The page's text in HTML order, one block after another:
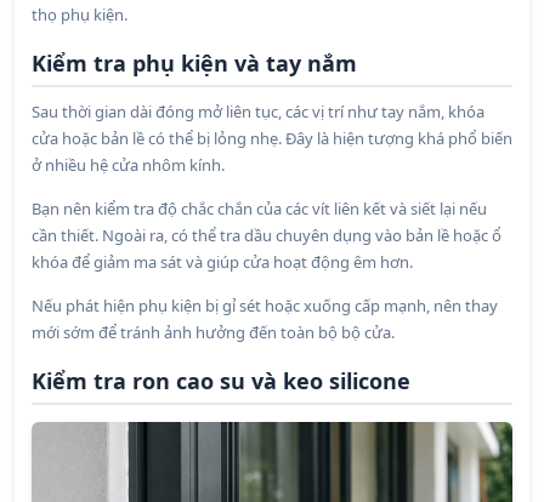
thọ phụ kiện.
Kiểm tra phụ kiện và tay nắm
Sau thời gian dài đóng mở liên tục, các vị trí như tay nắm, khóa
cửa hoặc bản lề có thể bị lỏng nhẹ. Đây là hiện tượng khá phổ biến
ở nhiều hệ cửa nhôm kính.
Bạn nên kiểm tra độ chắc chắn của các vít liên kết và siết lại nếu
cần thiết. Ngoài ra, có thể tra dầu chuyên dụng vào bản lề hoặc ổ
khóa để giảm ma sát và giúp cửa hoạt động êm hơn.
Nếu phát hiện phụ kiện bị gỉ sét hoặc xuống cấp mạnh, nên thay
mới sớm để tránh ảnh hưởng đến toàn bộ bộ cửa.
Kiểm tra ron cao su và keo silicone